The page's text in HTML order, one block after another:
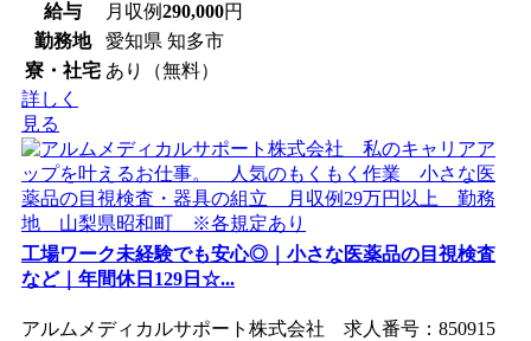
給与
月収例290,000円
勤務地
愛知県 知多市
寮・社宅 あり（無料）
詳しく
見る
工場ワーク未経験でも安心◎｜小さな医薬品の目視検査
など｜年間休日129日☆...
アルムメディカルサポート株式会社 求人番号：850915